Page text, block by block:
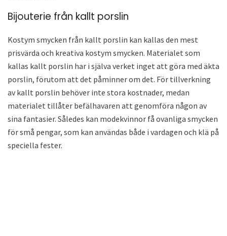
Bijouterie från kallt porslin
Kostym smycken från kallt porslin kan kallas den mest
prisvärda och kreativa kostym smycken. Materialet som
kallas kallt porslin har i själva verket inget att göra med äkta
porslin, förutom att det påminner om det. För tillverkning
av kallt porslin behöver inte stora kostnader, medan
materialet tillåter befälhavaren att genomföra någon av
sina fantasier. Således kan modekvinnor få ovanliga smycken
för små pengar, som kan användas både i vardagen och klä på
speciella fester.